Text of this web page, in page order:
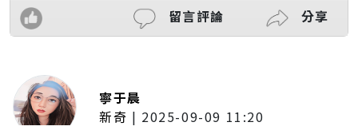
留言評論
分享
寧于晨
新奇 | 2025-09-09 11:20